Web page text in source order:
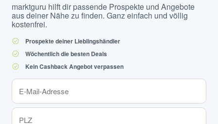
marktguru hilft dir passende Prospekte und Angebote
aus deiner Nähe zu finden. Ganz einfach und völlig
kostenfrei.
Prospekte deiner Lieblingshändler
Wöchentlich die besten Deals
Kein Cashback Angebot verpassen